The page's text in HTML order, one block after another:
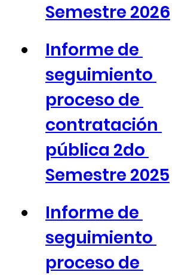
Semestre 2026
Informe de
seguimiento
proceso de
contratación
pública 2do
Semestre 2025
Informe de
seguimiento
proceso de